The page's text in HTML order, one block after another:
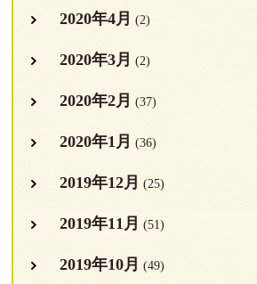
2020年4月 (2)
2020年3月 (2)
2020年2月 (37)
2020年1月 (36)
2019年12月 (25)
2019年11月 (51)
2019年10月 (49)